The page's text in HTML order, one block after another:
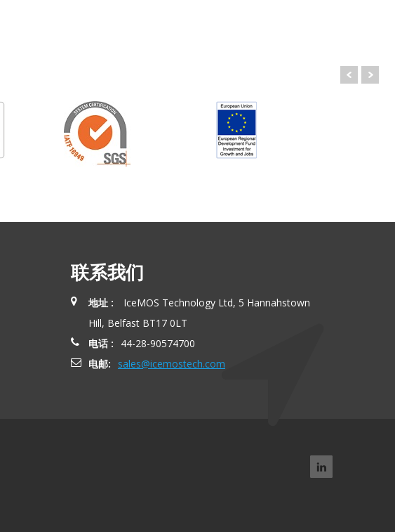
联系我们
地址 :
IceMOS Technology Ltd, 5 Hannahstown
Hill, Belfast BT17 0LT
电话 :
44-28-90574700
电邮:
sales@icemostech.com